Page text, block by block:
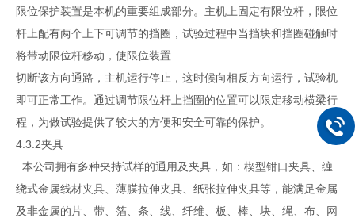
限位保护装置是本机的重要组成部分。主机上固定有限位杆，限位
杆上配有两个上下可调节的挡圈，试验过程中当挡块和挡圈碰触时
将带动限位杆移动，使限位装置
切断该方向通路，主机运行停止，这时候向相反方向运行，试验机
即可正常工作。通过调节限位杆上挡圈的位置可以限定移动横梁行
程，为做试验提供了较大的方便和安全可靠的保护。
4.3.2夹具
本公司拥有多种夹持试样的通用及夹具，如：楔型钳口夹具、缠
绕式金属线材夹具、薄膜拉伸夹具、纸张拉伸夹具等，能满足金属
及非金属的片、带、箔、条、线、纤维、板、棒、块、绳、布、网